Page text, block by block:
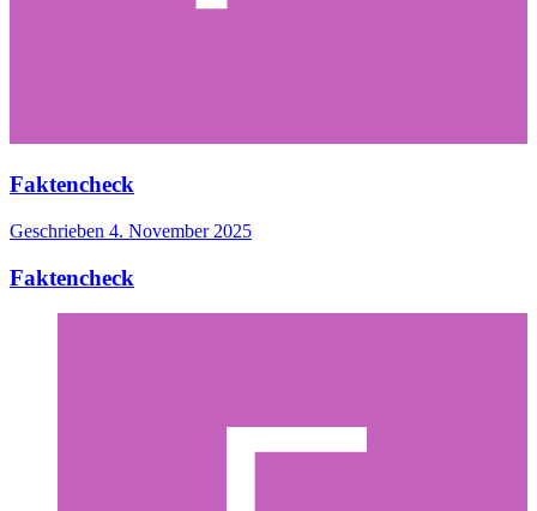
Faktencheck
Geschrieben 4. November 2025
Faktencheck